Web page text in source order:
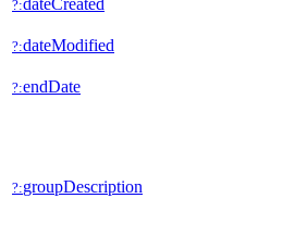
?:dateCreated
?:dateModified
?:endDate
?:groupDescription